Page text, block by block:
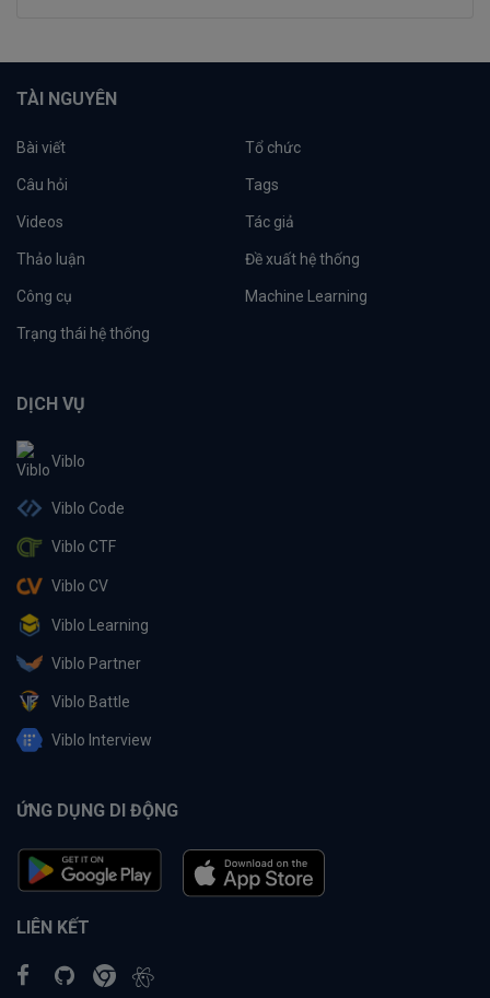
TÀI NGUYÊN
Bài viết Tổ chức
Câu hỏi Tags
Videos Tác giả
Thảo luận Đề xuất hệ thống
Công cụ Machine Learning
Trạng thái hệ thống
DỊCH VỤ
Viblo
Viblo Code
Viblo CTF
Viblo CV
Viblo Learning
Viblo Partner
Viblo Battle
Viblo Interview
ỨNG DỤNG DI ĐỘNG
LIÊN KẾT